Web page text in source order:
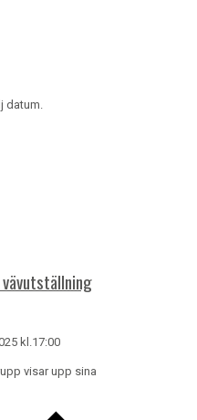
datum.
kl.17:00
visar upp sina